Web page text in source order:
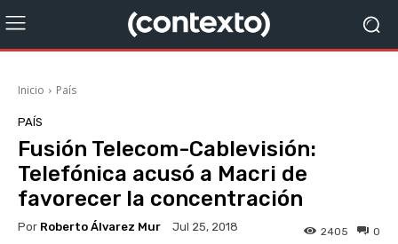
Inicio País
PAÍS
Fusión Telecom-Cablevisión:
Telefónica acusó a Macri de
favorecer la concentración
Por Roberto Álvarez Mur Jul 25, 2018 0
2405